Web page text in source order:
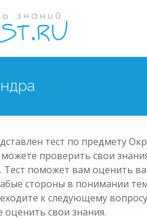
тест по предмету
можете проверить свои
Тест поможет вам оценить
стороны в понимании
к следующему
оценить свои знания.